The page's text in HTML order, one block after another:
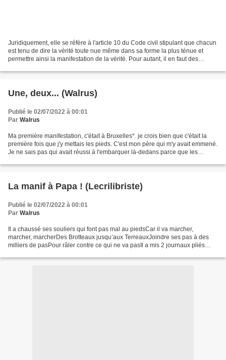
Juridiquement, elle se réfère à l'article 10 du Code civil stipulant que chacun
est tenu de dire la vérité toute nue même dans sa forme la plus ténue et
permettre ainsi la manifestation de la vérité. Pour autant, il en faut des
Une, deux... (Walrus)
Publié le 02/07/2022 à 00:01
Par Walrus
Ma première manifestation, c'était à Bruxelles*. je crois bien que c'était la
première fois que j'y mettais les pieds. C'est mon père qui m'y avait emmené.
Je ne sais pas qui avait réussi à l'embarquer là-dedans parce que les
La manif à Papa ! (Lecrilibriste)
Publié le 02/07/2022 à 00:01
Par Walrus
Il a chaussé ses souliers qui font pas mal au piedsCar il va marcher,
marcher, marcherDes Brotteaux jusqu’aux TerreauxJoindre ses pas à des
milliers de pasPour râler contre ce qui ne va pasIl a mis 2 journaux pliés